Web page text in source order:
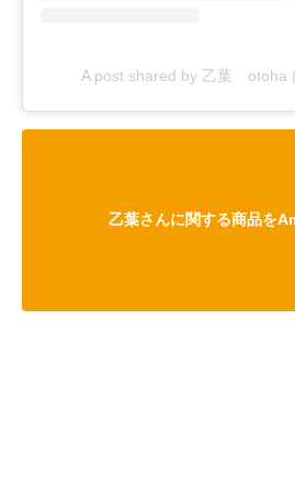
A post shared by 乙葉 otoha
乙葉さんに関する商品を